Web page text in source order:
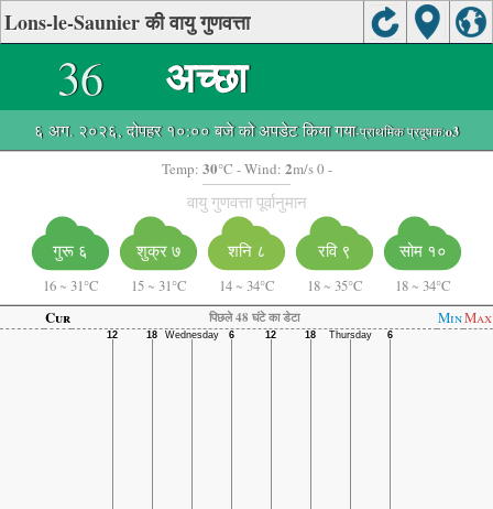
Lons-le-Saunier की वायु गुणवत्ता
36 अच्छा
६ अग. २०२६, दोपहर १०:०० बजे को अपडेट किया गया-प्राथमिक प्रदूषक:o3
Temp: 30°C - Wind: 2m/s 0 -
वायु गुणवत्ता पूर्वानुमान
गुरू ६
16 ~ 31°C
शुक्र ७
15 ~ 31°C
शनि ८
14 ~ 34°C
रवि ९
18 ~ 35°C
सोम १०
18 ~ 34°C
Cur
पिछले 48 घंटे का डेटा MinMax